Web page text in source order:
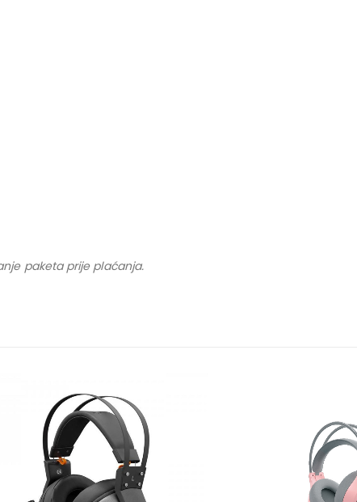
paketa prije plaćanja.